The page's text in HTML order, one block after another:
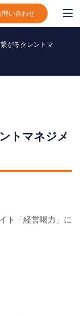
問い合わせ
がるタレントマ
トマネジメ
ト「経営喝力」に